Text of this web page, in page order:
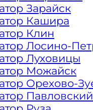
ценами
Зарайск
Кашира
Клин
Лосино-
Луховицы
Можайск
Орехово-